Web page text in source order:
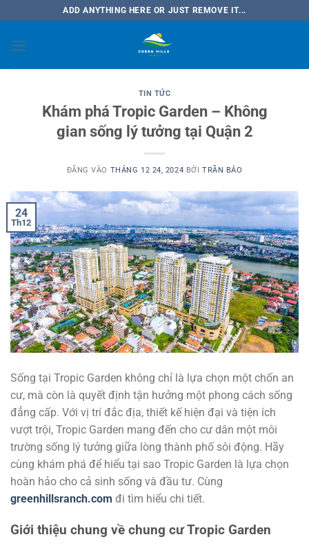
qua
nội
ADD ANYTHING HERE OR JUST REMOVE IT...
TIN TỨC
Khám phá Tropic Garden – Không
gian sống lý tưởng tại Quận 2
ĐĂNG VÀO THÁNG 12 24, 2024 BỞI TRẦN BẢO
24
Th12
Sống tại Tropic Garden không chỉ là lựa chọn một chốn an
cư, mà còn là quyết định tận hưởng một phong cách sống
đẳng cấp. Với vị trí đắc địa, thiết kế hiện đại và tiện ích
vượt trội, Tropic Garden mang đến cho cư dân một môi
trường sống lý tưởng giữa lòng thành phố sôi động. Hãy
cùng khám phá để hiểu tại sao Tropic Garden là lựa chọn
hoàn hảo cho cả sinh sống và đầu tư. Cùng
greenhillsranch.com đi tìm hiểu chi tiết.
Giới thiệu chung về chung cư Tropic Garden